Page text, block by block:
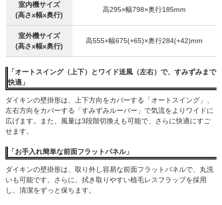
室内機サイズ
(高さx幅x奥行)
高295×幅798×奥行185mm
室外機サイズ
(高さx幅x奥行)
高555×幅675(+65)×奥行284(+42)mm
「オートスイング（上下）とワイド送風（左右）で、すみずみまで
快適」
ダイキンの壁掛形は、上下方向をカバーする「オートスイング」、
左右方向をカバーする「すみずみルーバー」で気流をよりワイドに
広げます。また、風量は3段階切換えも可能で、さらに快適にすご
せます。
「お手入れ簡単な前面フラットパネル」
ダイキンの壁掛形は、取り外し容易な前面フラットパネルで、丸洗
いも可能です。さらに、拭き取りやすい植毛レスフラップを採用
し、清潔をずっと保ちます。